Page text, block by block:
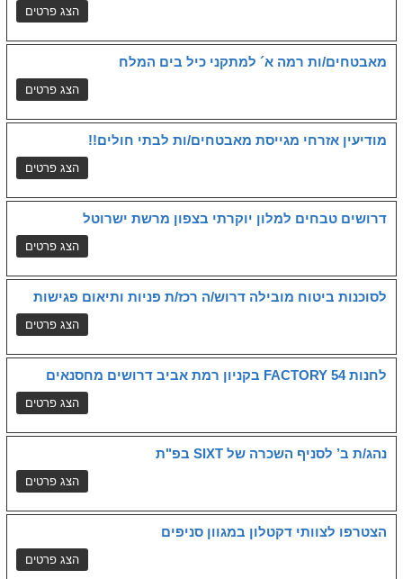
מאבטחים/ות רמה א´ למתקני כיל בים המלח
מודיעין אזרחי מגייסת מאבטחים/ות לבתי חולים!!
דרושים טבחים למלון יוקרתי בצפון מרשת ישרוטל
לסוכנות ביטוח מובילה דרוש/ה רכז/ת פניות ותיאום פגישות
לחנות FACTORY 54 בקניון רמת אביב דרושים מחסנאים
נהג/ת ב’ לסניף השכרה של SIXT בפ"ת
הצטרפו לצוותי דקטלון במגוון סניפים